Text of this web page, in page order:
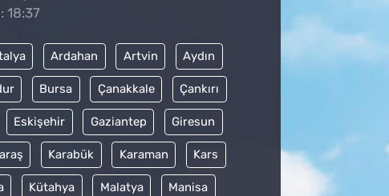
18:37
Ardahan Artvin Aydın
Bursa Çanakkale Çankırı
Eskişehir Gaziantep Giresun
Karabük Karaman Kars
Kütahya Malatya Manisa